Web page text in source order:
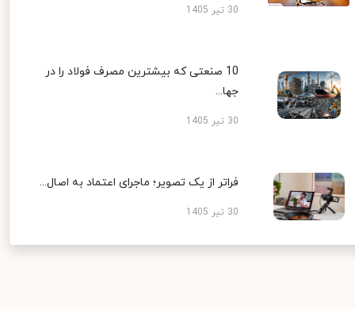
30 تیر 1405
10 صنعتی که بیشترین مصرف فولاد را در
جها...
30 تیر 1405
فراتر از یک تصویر؛ ماجرای اعتماد به اصال...
30 تیر 1405